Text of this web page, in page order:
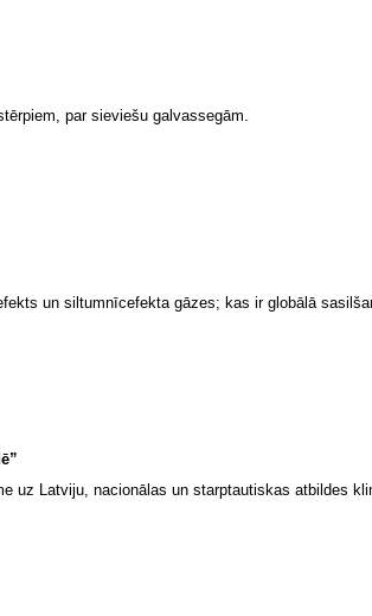
par sieviešu galvassegām.
un siltumnīcefekta gāzes; kas ir globālā
uz Latviju, nacionālas un starptautiskas atbildes